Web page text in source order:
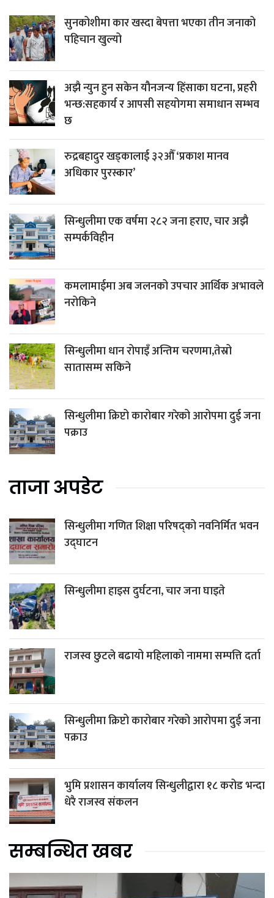
सुनकोशीमा कार खस्दा बेपत्ता भएका तीन जनाको
पहिचान खुल्यो
अझै न्युन हुन सकेन यौनजन्य हिंसाका घटना, प्रहरी
भन्छ:सहकार्य र आपसी सहयोगमा समाधान सम्भव
छ
रुद्रबहादुर खड्कालाई ३२औँ ‘प्रकाश मानव
अधिकार पुरस्कार’
सिन्धुलीमा एक वर्षमा २८२ जना हराए, चार अझै
सम्पर्कविहीन
कमलामाईमा अब जलनको उपचार आर्थिक अभावले
नरोकिने
सिन्धुलीमा धान रोपाइँ अन्तिम चरणमा,तेस्रो
सातासम्म सकिने
सिन्धुलीमा क्रिप्टो कारोबार गरेको आरोपमा दुई जना
पक्राउ
ताजा अपडेट
सिन्धुलीमा गणित शिक्षा परिषद्को नवनिर्मित भवन
उद्घाटन
सिन्धुलीमा हाइस दुर्घटना, चार जना घाइते
राजस्व छुटले बढायो महिलाको नाममा सम्पत्ति दर्ता
सिन्धुलीमा क्रिप्टो कारोबार गरेको आरोपमा दुई जना
पक्राउ
भुमि प्रशासन कार्यालय सिन्धुलीद्वारा १८ करोड भन्दा
धेरै राजस्व संकलन
सम्बन्धित खबर